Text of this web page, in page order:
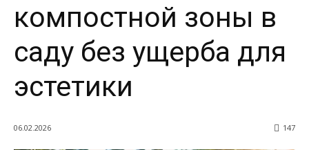
компостной зоны в
саду без ущерба для
эстетики
06.02.2026 147